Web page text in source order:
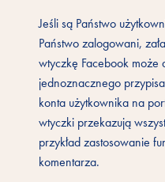
Jeśli są Państwo
Państwo zalogowani,
wtyczkę Facebook może
jednoznacznego
konta użytkownika na
wtyczki przekazują
przykład zastosowanie
komentarza.